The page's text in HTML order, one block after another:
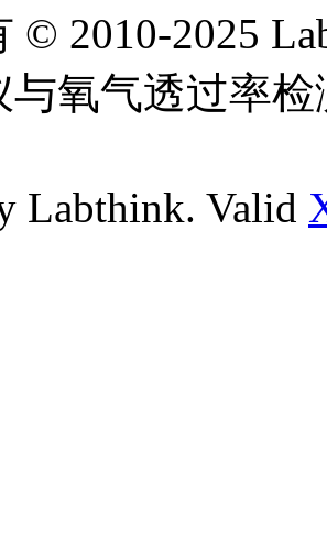
© 2010-2025
与氧气透过率
Labthink. Valid